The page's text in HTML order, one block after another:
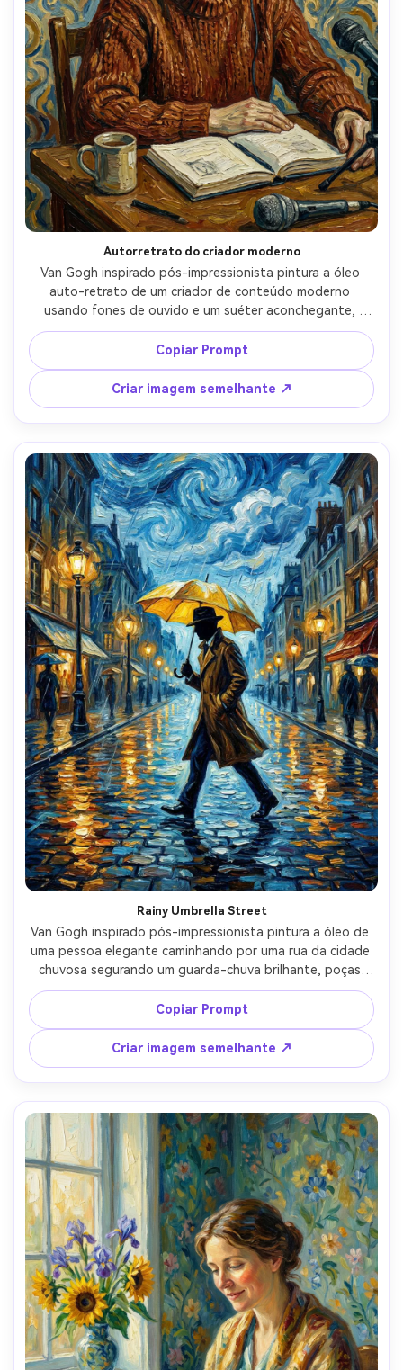
Autorretrato do criador moderno
Van Gogh inspirado pós-impressionista pintura a óleo
auto-retrato de um criador de conteúdo moderno
usando fones de ouvido e um suéter aconchegante,
sentado em uma mesa com um caderno de esboços e
café, fundo preenchido com papel de parede
estampados em redemoinho e blocos de cores ousadas,
olhos expressivos intensos, traços de pincel impasto
grosso, cristas de tinta texturizadas, profundidade
emocional, iluminação de retrato de qualidade de museu
traduzido para cor pintoresca, lente de 85mm,
profundidade de campo rasa-AR 4:5
Copiar Prompt
Criar imagem semelhante ↗
Rainy Umbrella Street
Van Gogh inspirado pós-impressionista pintura a óleo de
uma pessoa elegante caminhando por uma rua da cidade
chuvosa segurando um guarda-chuva brilhante, poças
refletindo lanternas de rua como traços cintilantes,
dramáticas nuvens em redemoinho, paralelepípedos
molhados pintados com impasto grosso, azuis saturados
e destaques âmbar quente, humor cinematográfico,
silhueta forte, composição diagonal dinâmica, pinceladas
altamente detalhadas-AR 4:5
Copiar Prompt
Criar imagem semelhante ↗